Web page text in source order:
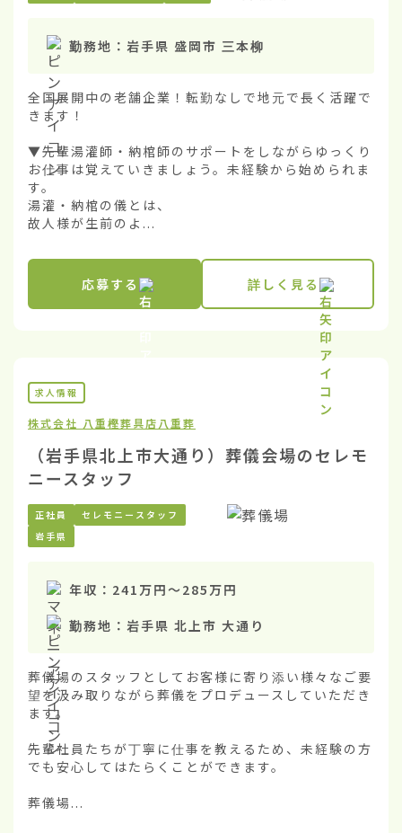
勤務地： 岩手県 盛岡市 三本柳
全国展開中の老舗企業！転勤なしで地元で長く活躍で
きます！
▼先輩湯灌師・納棺師のサポートをしながらゆっくり
お仕事は覚えていきましょう。未経験から始められま
す。
湯灌・納棺の儀とは、
故人様が生前のよ...
応募する 詳しく見る
求人情報
株式会社 八重樫葬具店 八重葬
（岩手県北上市大通り）葬儀会場のセレモ
ニースタッフ
正社員
セレモニースタッフ
岩手県
年収： 241万円〜285万円
勤務地： 岩手県 北上市 大通り
葬儀場のスタッフとしてお客様に寄り添い様々なご要
望を汲み取りながら葬儀をプロデュースしていただき
ます。
先輩社員たちが丁寧に仕事を教えるため、未経験の方
でも安心してはたらくことができます。
葬儀場...